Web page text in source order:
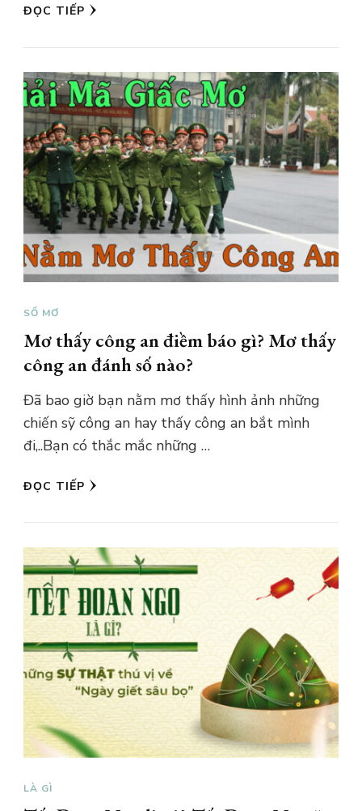
ĐỌC TIẾP
SỔ MƠ
Mơ thấy công an điềm báo gì? Mơ thấy
công an đánh số nào?
Đã bao giờ bạn nằm mơ thấy hình ảnh những
chiến sỹ công an hay thấy công an bắt mình
đi,..Bạn có thắc mắc những …
ĐỌC TIẾP
LÀ GÌ